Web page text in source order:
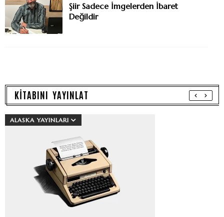
Şiir Sadece İmgelerden İbaret
Değildir
KİTABINI YAYINLAT
ALASKA YAYINLARI